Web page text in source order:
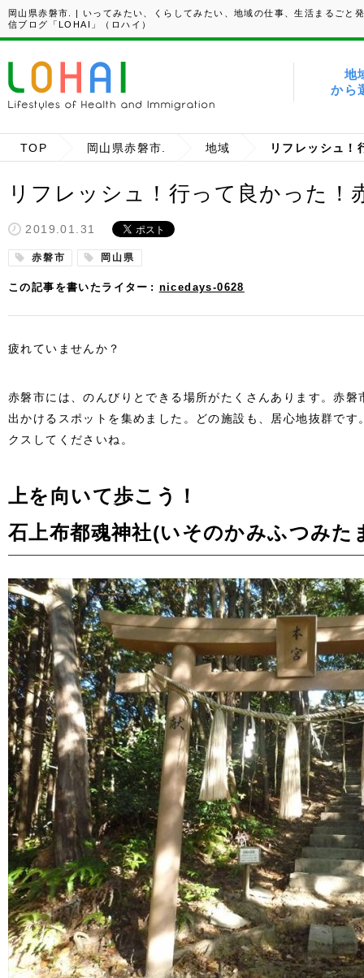
岡山県赤磐市. | いってみたい、くらしてみたい、地域の仕事、生活まるごと
信ブログ「LOHAI」（ロハイ）
地
から
TOP 岡山県赤磐市. 地域
リフレッシュ！行って良かった！
2019.01.31
赤磐市 岡山県
この記事を書いたライター nicedays-0628
疲れていませんか？
赤磐市には、のんびりとできる場所がたくさんあります。赤
出かけるスポットを集めました。どの施設も、居心地抜群で
クスしてくださいね。
上を向いて歩こう！
石上布都魂神社(いそのかみふつみた